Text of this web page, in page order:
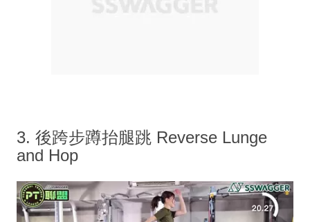
3. 後跨步蹲抬腿跳 Reverse Lunge
and Hop